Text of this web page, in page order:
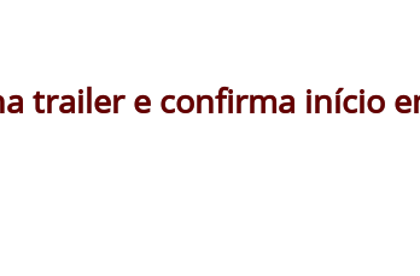
trailer e confirma início